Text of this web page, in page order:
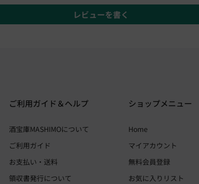
レビューを書く
ご利用ガイド＆ヘルプ
酒宝庫MASHIMOについて
ご利用ガイド
お支払い・送料
領収書発行について
ショップメニュー
Home
マイアカウント
無料会員登録
お気に入りリスト